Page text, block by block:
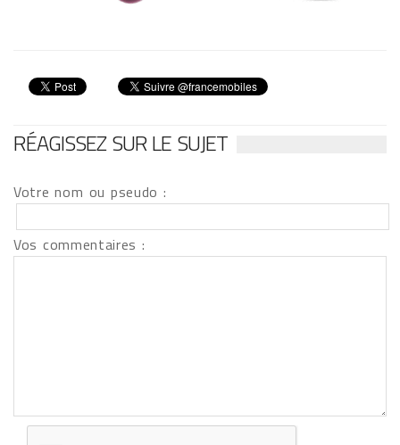
RÉAGISSEZ SUR LE SUJET
Votre nom ou pseudo :
Vos commentaires :